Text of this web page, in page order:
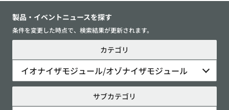
製品・イベントニュースを探す
条件を変更した時点で、検索結果が更新されます。
カテゴリ
イオナイザモジュール/オゾナイザモジュール
サブカテゴリ